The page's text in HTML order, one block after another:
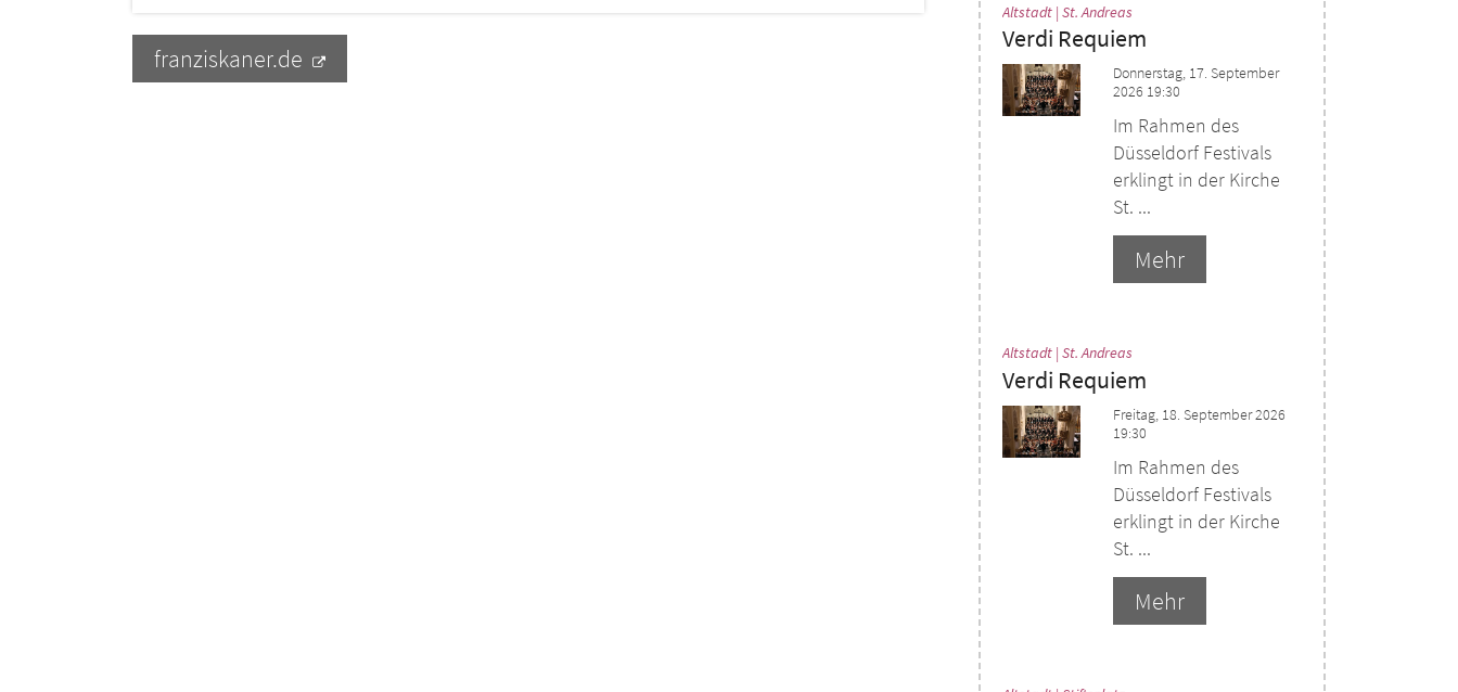
franziskaner.de
Altstadt | St. Andreas
Verdi Requiem
Donnerstag, 17. September
2026 19:30
Im Rahmen des
Düsseldorf Festivals
erklingt in der Kirche
St. ...
Mehr
Altstadt | St. Andreas
Verdi Requiem
Freitag, 18. September 2026
19:30
Im Rahmen des
Düsseldorf Festivals
erklingt in der Kirche
St. ...
Mehr